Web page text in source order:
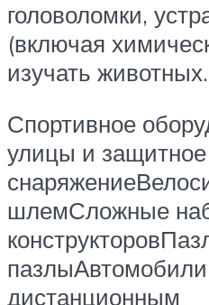
головоломки,
(включая
изучать животных.
Спортивное
улицы и защитное
шлемСложные
дистанционным